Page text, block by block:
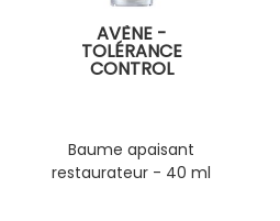
AVÈNE -
TOLÉRANCE
CONTROL
Baume apaisant
restaurateur - 40 ml